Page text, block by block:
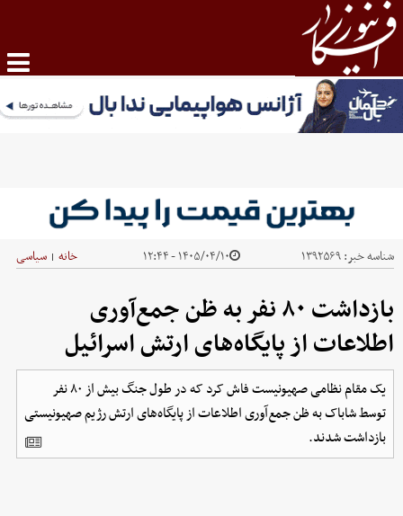
شناسه خبر:۱۳۹۲۵۶۹ ۱۴۰۵/۰۴/۱۰ - ۱۲:۴۴ خانه | سیاسی
بازداشت ۸۰ نفر به ظن جمع‌آوری
اطلاعات از پایگاه‌های ارتش اسرائیل
یک مقام نظامی صهیونیست فاش کرد که در طول جنگ بیش از ۸۰ نفر
توسط شاباک به ظن جمع‌آوری اطلاعات از پایگاه‌های ارتش رژیم صهیونیستی
بازداشت شدند.